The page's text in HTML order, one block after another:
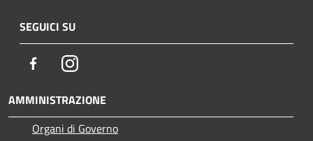
SEGUICI SU
FacebookInstagram
AMMINISTRAZIONE
Organi di Governo